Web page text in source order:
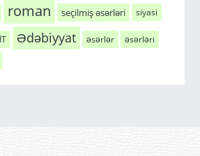
roman seçilmiş əsərləri siyasi
İT Ədəbiyyat əsərlər
əsərləri